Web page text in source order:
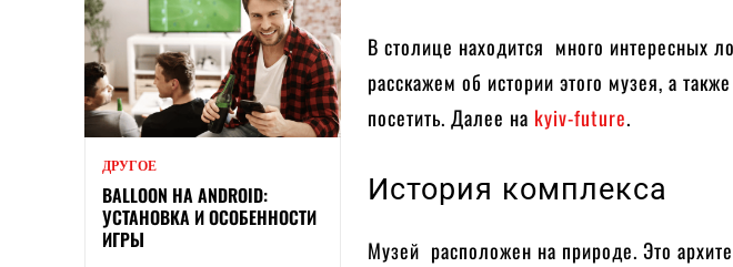
ДРУГОЕ
BALLOON НА ANDROID:
УСТАНОВКА И ОСОБЕННОСТИ
ИГРЫ
В столице находится много интересных
расскажем об истории этого музея, а
посетить. Далее на kyiv-future.
История комплекса
Музей расположен на природе. Это